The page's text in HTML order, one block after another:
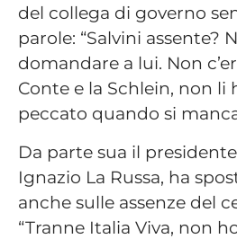
del collega di governo
parole: “Salvini assente?
domandare a lui. Non
Conte e la Schlein, non li
peccato quando si
Da parte sua il
Ignazio La Russa, ha
anche sulle assenze del
“Tranne Italia Viva, non